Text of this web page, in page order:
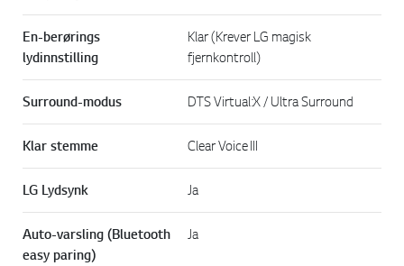
En-berørings
lydinnstilling
Klar (Krever LG magisk
fjernkontroll)
Surround-modus DTS Virtual:X / Ultra Surround
Klar stemme Clear Voice III
LG Lydsynk Ja
Auto-varsling (Bluetooth
easy paring)
Ja